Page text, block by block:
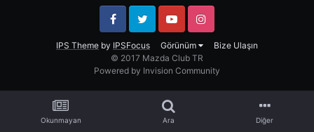
IPS Theme by IPSFocus Görünüm Bize Ulaşın
FacebookTwitter YouTube Instagram
© 2017 Mazda Club TR
Powered by Invision Community
Okunmayan Ara Diğer